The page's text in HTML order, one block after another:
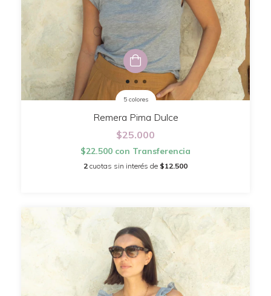
5 colores
Remera Pima Dulce
$25.000
$22.500 con Transferencia
2 cuotas sin interés de $12.500